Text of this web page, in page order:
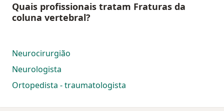
Quais profissionais tratam Fraturas da
coluna vertebral?
Neurocirurgião
Neurologista
Ortopedista - traumatologista